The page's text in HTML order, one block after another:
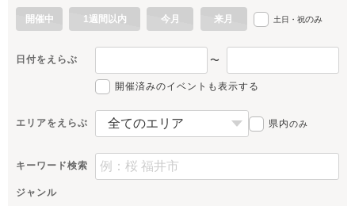
開催中 1週間以内 今月 来月 土日・祝のみ
日付をえらぶ 〜
開催済みのイベントも表示する
エリアをえらぶ 県内のみ
キーワード検索
ジャンル